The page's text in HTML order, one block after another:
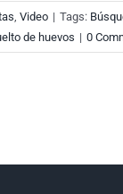
, Video | Tags:
de huevos | 0